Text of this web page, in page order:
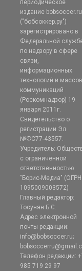
периодическое
издание bobsoccer.ru
("бобсоккер.ру")
зарегистрировано в
Федеральной
по надзору в сфере
связи,
информационных
технологий и
коммуникаций
(Роскомнадзор) 19
января 2011г.
Свидетельство о
регистрации Эл
№ФС77-43557.
Учредитель:
с ограниченной
ответственностью
"Борис-Медиа" (ОГРН
1095009003572)
Главный редактор:
Тосунян Б.С.
Адрес электронной
почты редакции:
info@bobsoccer.ru;
Телефон редакции:
985 719 29 97